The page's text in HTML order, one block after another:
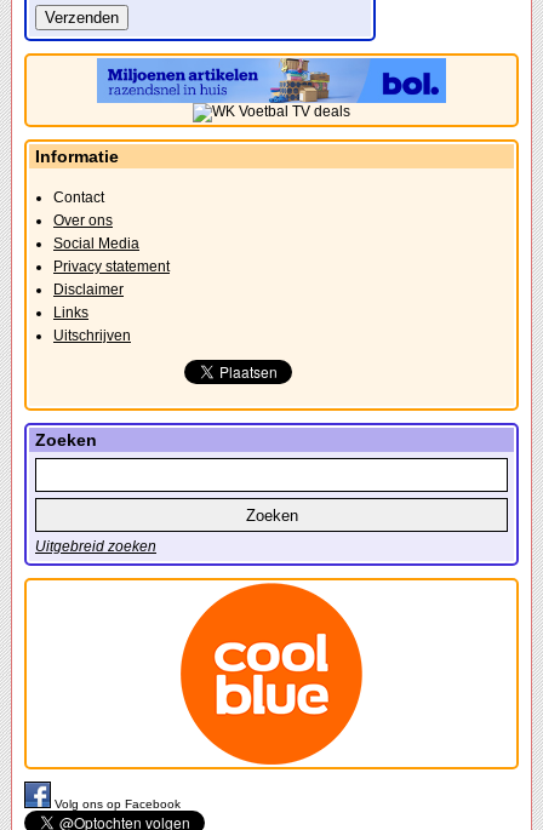
Informatie
Contact
Over ons
Social Media
Privacy statement
Disclaimer
Links
Uitschrijven
Zoeken
Uitgebreid zoeken
Volg ons op Facebook